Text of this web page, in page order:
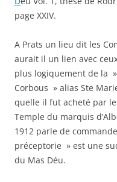
page XXIV.
A Prats un lieu dit les
aurait il un lien avec
plus logiquement de la
Corbous » alias Ste
quelle il fut acheté par
Temple du marquis
1912 parle de
préceptorie » est une
du Mas Déu.